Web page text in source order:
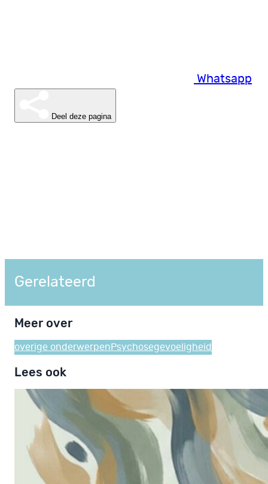
Whatsapp
Deel deze pagina
Gerelateerd
Meer over
overige onderwerpen Psychosegevoeligheid
Lees ook